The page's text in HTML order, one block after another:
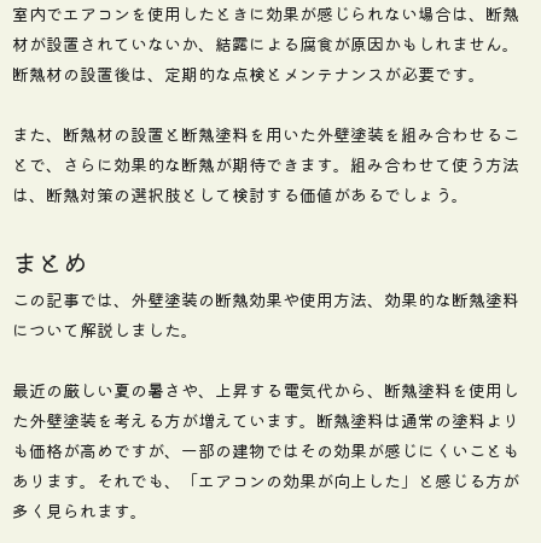
室内でエアコンを使用したときに効果が感じられない場合は、断熱
材が設置されていないか、結露による腐食が原因かもしれません。
断熱材の設置後は、定期的な点検とメンテナンスが必要です。
また、断熱材の設置と断熱塗料を用いた外壁塗装を組み合わせるこ
とで、さらに効果的な断熱が期待できます。組み合わせて使う方法
は、断熱対策の選択肢として検討する価値があるでしょう。
まとめ
この記事では、外壁塗装の断熱効果や使用方法、効果的な断熱塗料
について解説しました。
最近の厳しい夏の暑さや、上昇する電気代から、断熱塗料を使用し
た外壁塗装を考える方が増えています。断熱塗料は通常の塗料より
も価格が高めですが、一部の建物ではその効果が感じにくいことも
あります。それでも、「エアコンの効果が向上した」と感じる方が
多く見られます。